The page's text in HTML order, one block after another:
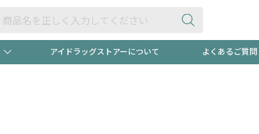
アイドラッグストアーについて よくあるご質問